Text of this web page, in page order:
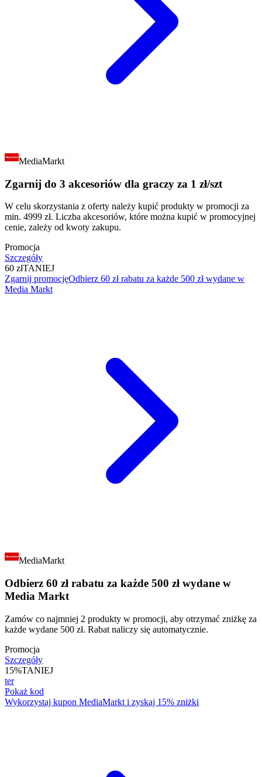
MediaMarkt
Zgarnij do 3 akcesoriów dla graczy za 1 zł/szt
W celu skorzystania z oferty należy kupić produkty w promocji za
min. 4999 zł. Liczba akcesoriów, które można kupić w promocyjnej
cenie, zależy od kwoty zakupu.
Promocja
Szczegóły
60 złTANIEJ
Zgarnij promocjęOdbierz 60 zł rabatu za każde 500 zł wydane w
Media Markt
MediaMarkt
Odbierz 60 zł rabatu za każde 500 zł wydane w
Media Markt
Zamów co najmniej 2 produkty w promocji, aby otrzymać zniżkę za
każde wydane 500 zł. Rabat naliczy się automatycznie.
Promocja
Szczegóły
15%TANIEJ
ter
Pokaż kod
Wykorzystaj kupon MediaMarkt i zyskaj 15% zniżki